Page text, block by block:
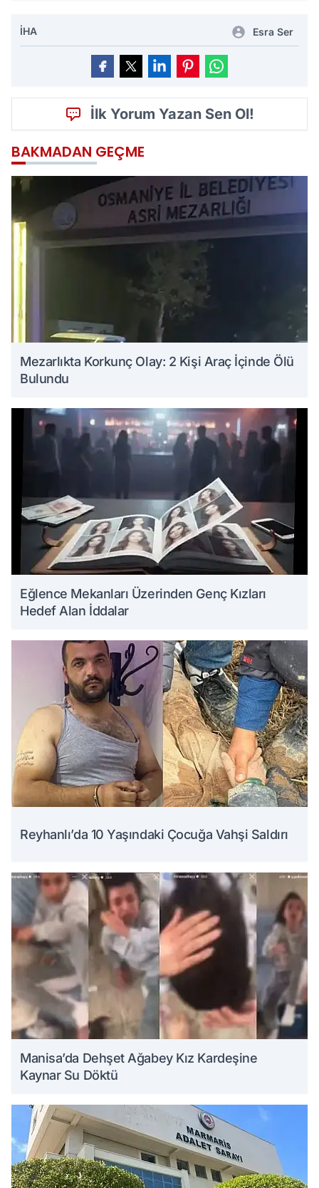
İHA Esra Ser
İlk Yorum Yazan Sen Ol!
BAKMADAN GEÇME
Mezarlıkta Korkunç Olay: 2 Kişi Araç İçinde Ölü
Bulundu
Eğlence Mekanları Üzerinden Genç Kızları
Hedef Alan İddalar
Reyhanlı’da 10 Yaşındaki Çocuğa Vahşi Saldırı
Manisa’da Dehşet Ağabey Kız Kardeşine
Kaynar Su Döktü